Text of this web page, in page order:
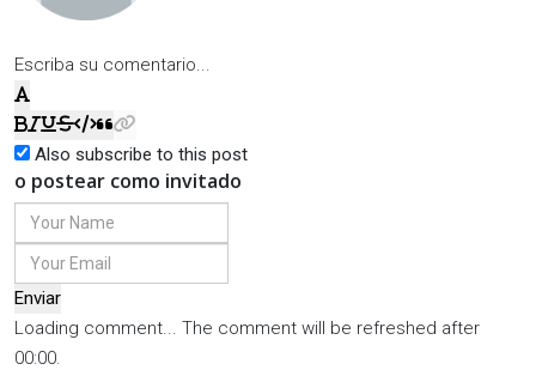
Escriba su comentario...
Also subscribe to this post
o postear como invitado
Enviar
Loading comment... The comment will be refreshed after
00:00.